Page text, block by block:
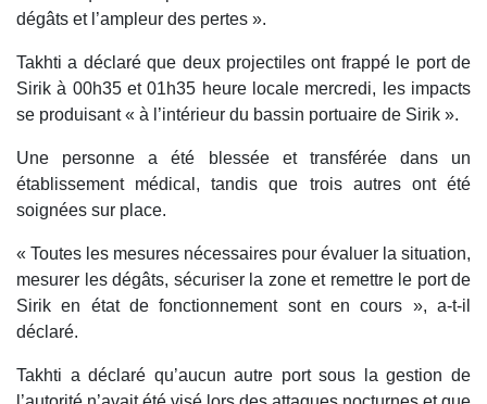
dégâts et l’ampleur des pertes ».
Takhti a déclaré que deux projectiles ont frappé le port de
Sirik à 00h35 et 01h35 heure locale mercredi, les impacts
se produisant « à l’intérieur du bassin portuaire de Sirik ».
Une personne a été blessée et transférée dans un
établissement médical, tandis que trois autres ont été
soignées sur place.
« Toutes les mesures nécessaires pour évaluer la situation,
mesurer les dégâts, sécuriser la zone et remettre le port de
Sirik en état de fonctionnement sont en cours », a-t-il
déclaré.
Takhti a déclaré qu’aucun autre port sous la gestion de